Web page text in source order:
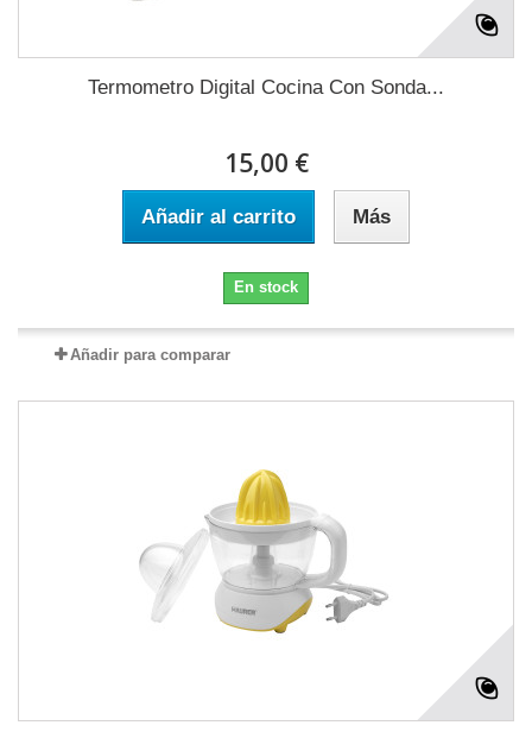
Termometro Digital Cocina Con Sonda...
15,00 €
Añadir al carrito Más
En stock
Añadir para comparar